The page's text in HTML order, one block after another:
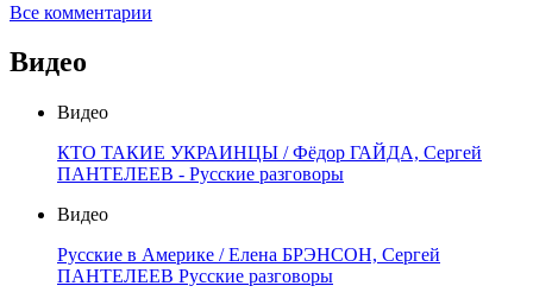
Все комментарии
Видео
Видео
КТО ТАКИЕ УКРАИНЦЫ / Фёдор ГАЙДА, Сергей
ПАНТЕЛЕЕВ - Русские разговоры
Видео
Русские в Америке / Елена БРЭНСОН, Сергей
ПАНТЕЛЕЕВ Русские разговоры